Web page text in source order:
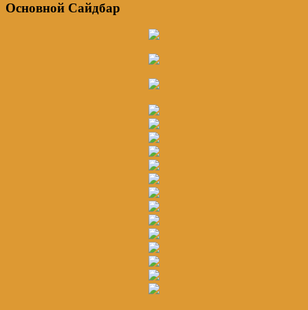
Основной Сайдбар